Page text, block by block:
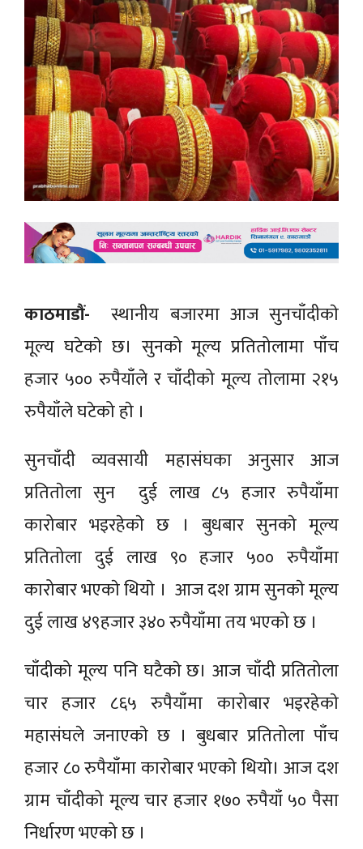
काठमाडौं-स्थानीय बजारमा आज सुनचाँदीकाे
मूल्य घटेकाे छ। सुनको मूल्य प्रतितोलामा पाँच
हजार ५०० रुपैयाँले र चाँदीको मूल्य तोलामा २१५
रुपैयाँले घटेको हाे ।
सुनचाँदी व्यवसायी महासंघका अनुसार आज
प्रतिताेला सुन दुई लाख ८५ हजार रुपैयाँमा
कारोबार भइरहेकाे छ । बुधबार सुनकाे मूल्य
प्रतितोला दुई लाख ९० हजार ५०० रुपैयाँमा
कारोबार भएकाे थियाे । आज दश ग्राम सुनकाे मूल्य
दुई लाख ४९हजार ३४० रुपैयाँमा तय भएको छ ।
चाँदीको मूल्य पनि घटैकाे छ। आज चाँदी प्रतितोला
चार हजार ८६५ रुपैयाँमा कारोबार भइरहेकाे
महासंघले जनाएकाे छ । बुधबार प्रतितोला पाँच
हजार ८० रुपैयाँमा काराेबार भएकाे थियाे। आज दश
ग्राम चाँदीको मूल्य चार हजार १७० रुपैयाँ ५० पैसा
निर्धारण भएको छ ।